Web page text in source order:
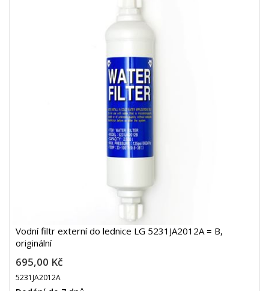
Vodní filtr externí do lednice LG 5231JA2012A = B,
originální
695,00 Kč
5231JA2012A